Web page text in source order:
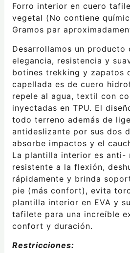
Forro interior en cuero
vegetal (No contiene
Gramos par
Desarrollamos un producto
elegancia, resistencia y
botines trekking y zapatos
capellada es de cuero
repele al agua, textil con
inyectadas en TPU. El
todo terreno además de
antideslizante por sus dos
absorbe impactos y el
La plantilla interior es anti-
resistente a la flexión,
rápidamente y brinda
pie (más confort), evita
plantilla interior en EVA y
tafilete para una increíble
confort y duración.
Restricciones: